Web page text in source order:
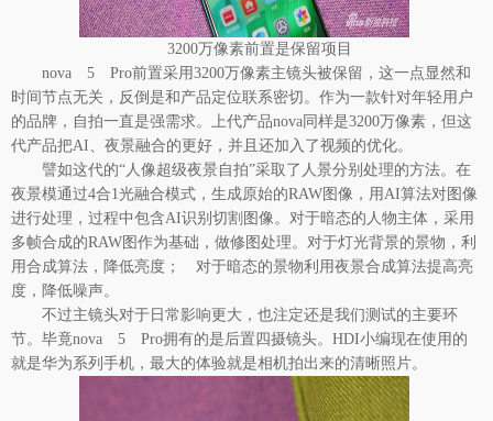
3200万像素前置是保留项目
nova 5 Pro前置采用3200万像素主镜头被保留，这一点显然和
时间节点无关，反倒是和产品定位联系密切。作为一款针对年轻用户
的品牌，自拍一直是强需求。上代产品nova同样是3200万像素，但这
代产品把AI、夜景融合的更好，并且还加入了视频的优化。
譬如这代的“人像超级夜景自拍”采取了人景分别处理的方法。在
夜景模通过4合1光融合模式，生成原始的RAW图像，用AI算法对图像
进行处理，过程中包含AI识别切割图像。对于暗态的人物主体，采用
多帧合成的RAW图作为基础，做修图处理。对于灯光背景的景物，利
用合成算法，降低亮度； 对于暗态的景物利用夜景合成算法提高亮
度，降低噪声。
不过主镜头对于日常影响更大，也注定还是我们测试的主要环
节。毕竟nova 5 Pro拥有的是后置四摄镜头。 HDI小编现在使用的
就是华为系列手机，最大的体验就是相机拍出来的清晰照片。